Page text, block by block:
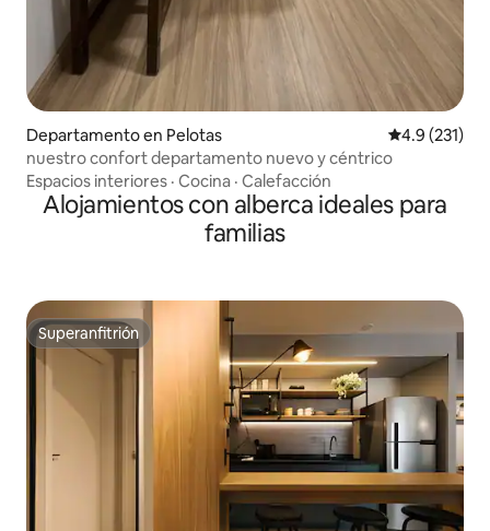
Departamento en Pelotas Calificación
4.9 (231)
nuestro confort departamento nuevo y céntrico
Espacios interiores · Cocina · Calefacción
Alojamientos con alberca ideales para
familias
Superanfitrión
Superanfitrión